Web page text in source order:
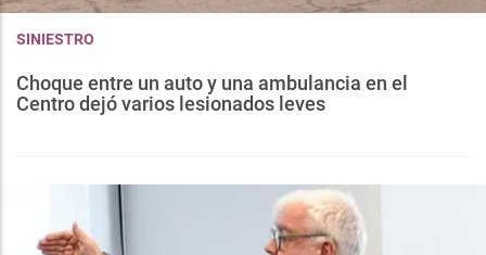
SINIESTRO
Choque entre un auto y una ambulancia en el
Centro dejó varios lesionados leves